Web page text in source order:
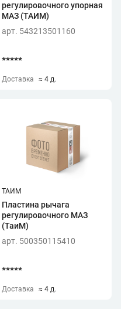
регулировочного упорная
МАЗ (ТАИМ)
арт. 543213501160
*****
Доставка ≈ 4 д.
ТАИМ
Пластина рычага
регулировочного МАЗ
(ТаиМ)
арт. 500350115410
*****
Доставка ≈ 4 д.